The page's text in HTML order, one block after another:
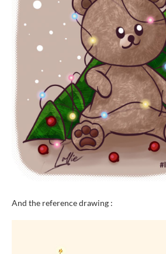
And the reference drawing :